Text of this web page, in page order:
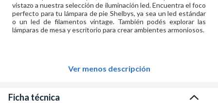
vistazo a nuestra selección de iluminación led. Encuentra el foco
perfecto para tu lámpara de pie Shelbys, ya sea un led estándar
o un led de filamentos vintage. También podés explorar las
lámparas de mesa y escritorio para crear ambientes armoniosos.
Ver menos descripción
Ficha técnica